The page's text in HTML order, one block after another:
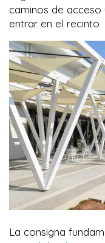
caminos de
entrar en el recinto
La consigna